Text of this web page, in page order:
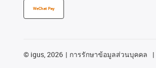
WeChat Pay
© igus, 2026 การรักษาข้อมูลส่วนบุคคล